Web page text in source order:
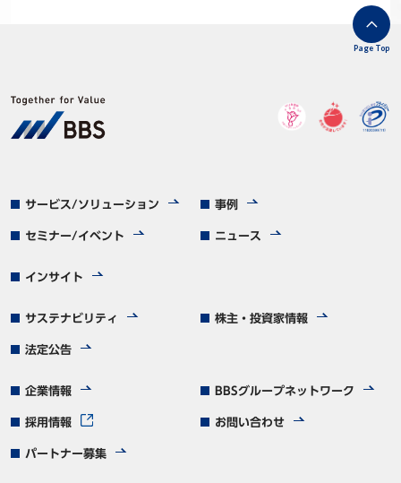
サービス/ソリューション 事例
セミナー/イベント ニュース
インサイト
サステナビリティ 株主・投資家情報
法定公告
企業情報 BBSグループネットワーク
採用情報 お問い合わせ
パートナー募集
Page Top